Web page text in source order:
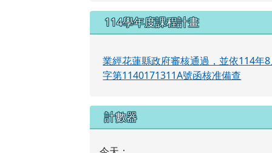
114學年度課程計畫
業經花蓮縣政府審核通過，並依114年
字第1140171311A號函核准備查
計數器